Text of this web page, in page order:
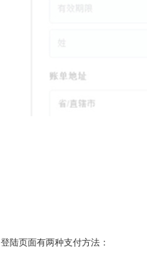
登陆页面有两种支付方法：